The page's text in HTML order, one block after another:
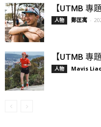
【UTMB 專
人物 鄭匡寓 -
【UTMB 專
人物 Mavis